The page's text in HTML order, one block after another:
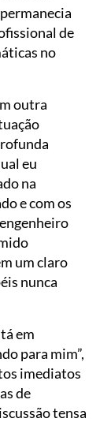
de
no
outra
eu
na
e com os
um claro
nunca
em
para mim”,
imediatos
de
tensa